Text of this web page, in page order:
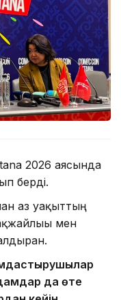
2026 аясында
берді.
аз уақыттың
мен
да өте